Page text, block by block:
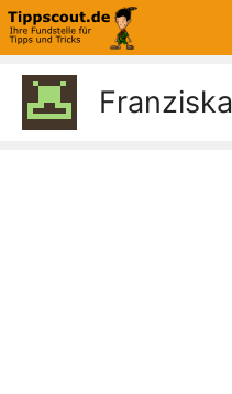
Zum
Inhalt